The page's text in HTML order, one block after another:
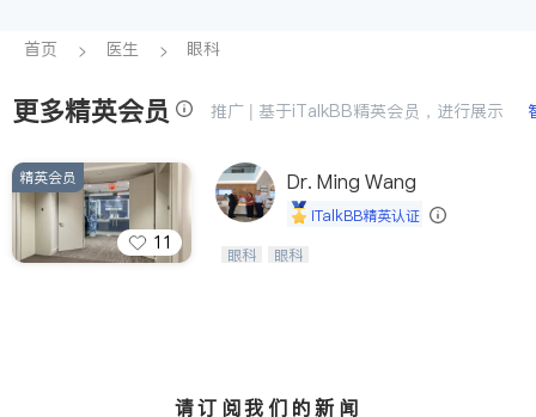
教育
非盈利组织
首页 医生 眼科
更多精英会员 推广 | 基于iTalkBB精英会员，进行展示
11
精英会员 Dr. Ming Wang
iTalkBB精英认证
Wang Vision Institute has more tha
眼科 眼科
请订阅我们的新闻